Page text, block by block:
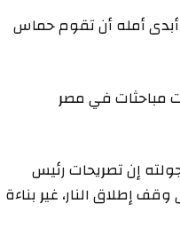
أمله أن تقوم حماس
مباحثات في مصر
إن تصريحات رئيس
إطلاق النار، غير بناءة